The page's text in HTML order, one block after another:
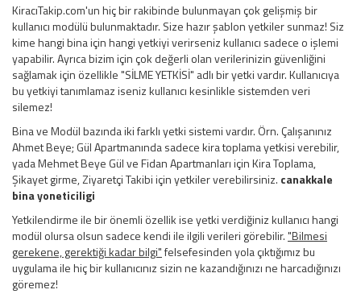
KiracıTakip.com'un hiç bir rakibinde bulunmayan çok gelişmiş bir
kullanıcı modülü bulunmaktadır. Size hazır şablon yetkiler sunmaz! Siz
kime hangi bina için hangi yetkiyi verirseniz kullanıcı sadece o işlemi
yapabilir. Ayrıca bizim için çok değerli olan verilerinizin güvenliğini
sağlamak için özellikle "SİLME YETKİSİ" adlı bir yetki vardır. Kullanıcıya
bu yetkiyi tanımlamaz iseniz kullanıcı kesinlikle sistemden veri
silemez!
Bina ve Modül bazında iki farklı yetki sistemi vardır. Örn. Çalışanınız
Ahmet Beye; Gül Apartmanında sadece kira toplama yetkisi verebilir,
yada Mehmet Beye Gül ve Fidan Apartmanları için Kira Toplama,
Şikayet girme, Ziyaretçi Takibi için yetkiler verebilirsiniz. canakkale
bina yoneticiligi
Yetkilendirme ile bir önemli özellik ise yetki verdiğiniz kullanıcı hangi
modül olursa olsun sadece kendi ile ilgili verileri görebilir."Bilmesi
gerekene, gerektiği kadar bilgi"felsefesinden yola çıktığımız bu
uygulama ile hiç bir kullanıcınız sizin ne kazandığınızı ne harcadığınızı
göremez!